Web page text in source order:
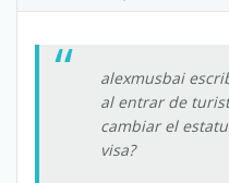
alexmusbai
al entrar de
cambiar el
visa?